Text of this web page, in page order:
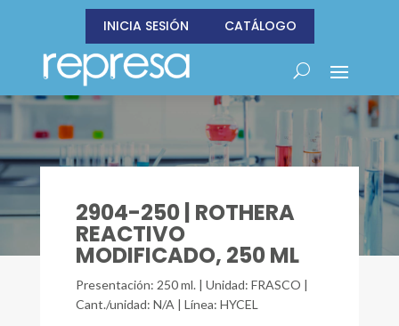
INICIA SESIÓN CATÁLOGO
2904-250 | ROTHERA
REACTIVO
MODIFICADO, 250 ML
Presentación: 250 ml. | Unidad: FRASCO |
Cant./unidad: N/A | Línea: HYCEL